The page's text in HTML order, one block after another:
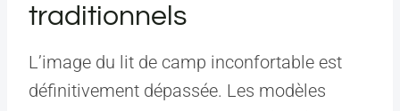
traditionnels
L’image du lit de camp inconfortable est
définitivement dépassée. Les modèles